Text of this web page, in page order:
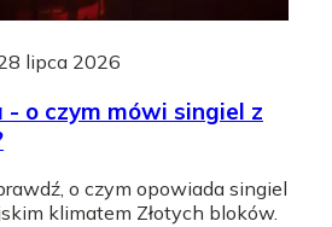
lipca 2026
- o czym mówi singiel z
o czym opowiada singiel
klimatem Złotych bloków.